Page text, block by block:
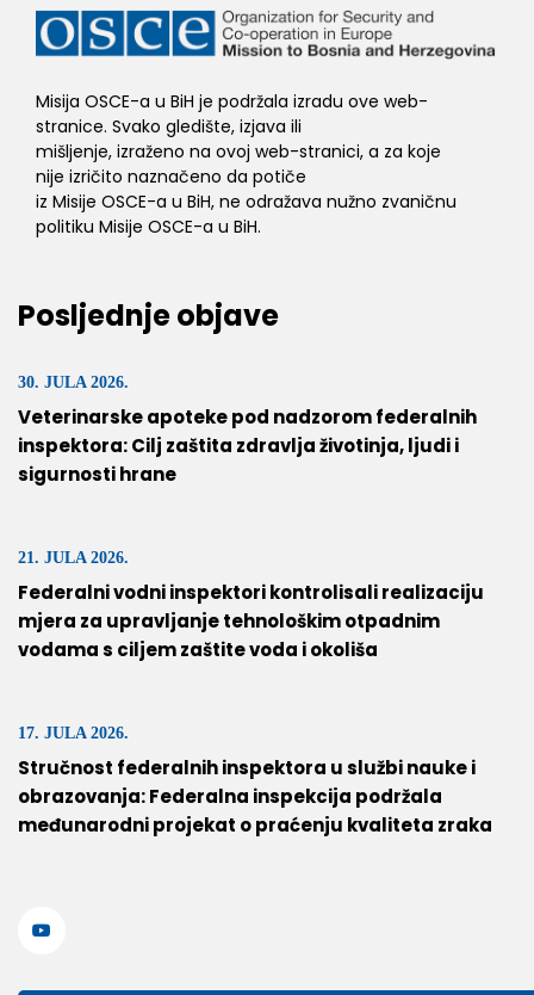
Misija OSCE-a u BiH je podržala izradu ove web-
stranice. Svako gledište, izjava ili
mišljenje, izraženo na ovoj web-stranici, a za koje
nije izričito naznačeno da potiče
iz Misije OSCE-a u BiH, ne odražava nužno zvaničnu
politiku Misije OSCE-a u BiH.
Posljednje objave
30. JULA 2026.
Veterinarske apoteke pod nadzorom federalnih
inspektora: Cilj zaštita zdravlja životinja, ljudi i
sigurnosti hrane
21. JULA 2026.
Federalni vodni inspektori kontrolisali realizaciju
mjera za upravljanje tehnološkim otpadnim
vodama s ciljem zaštite voda i okoliša
17. JULA 2026.
Stručnost federalnih inspektora u službi nauke i
obrazovanja: Federalna inspekcija podržala
međunarodni projekat o praćenju kvaliteta zraka